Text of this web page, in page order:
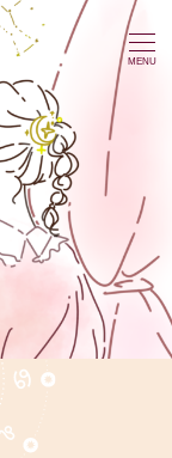
MENU